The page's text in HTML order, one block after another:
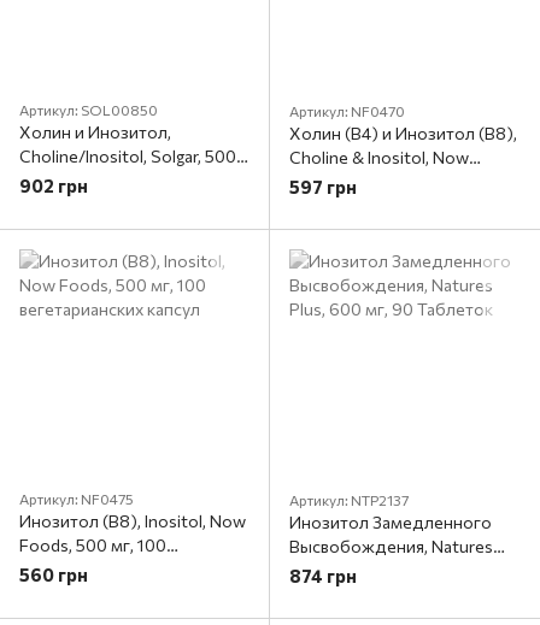
Артикул: SOL00850
Холин и Инозитол,
Choline/Inositol, Solgar, 500
мг/500 мг, 100 капсул
902 грн
Артикул: NF0470
Холин (В4) и Инозитол (В8),
Choline & Inositol, Now
Foods, 500 мг, 100
597 грн
Артикул: NF0475
Инозитол (В8), Inositol, Now
Foods, 500 мг, 100
вегетарианских капсул
560 грн
Артикул: NTP2137
Инозитол Замедленного
Высвобождения, Natures
Plus, 600 мг, 90 Таблеток
874 грн